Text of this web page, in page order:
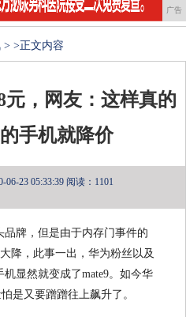
广告
> >正文内容
元，网友：这样真的
手机就降价
06-23 05:33:39 阅读：1101
牌，但是由于内存门事件的
降，此事一出，华为粉丝以及
显然就变成了mate9。如今华
是又要蹭蹭往上飙升了。